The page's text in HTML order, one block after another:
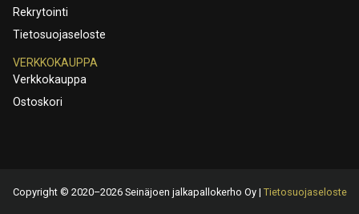
Rekrytointi
Tietosuojaseloste
VERKKOKAUPPA
Verkkokauppa
Ostoskori
Copyright © 2020–2026 Seinäjoen jalkapallokerho Oy | Tietosuojaseloste